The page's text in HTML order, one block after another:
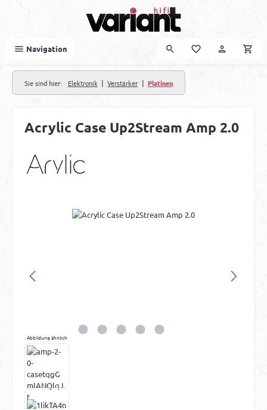
Navigation
Sie sind hier: Elektronik | Verstärker | Platinen
Acrylic Case Up2Stream Amp 2.0
Bildergalerie überspringen
Abbildung ähnlich